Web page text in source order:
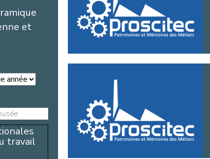
et
travail